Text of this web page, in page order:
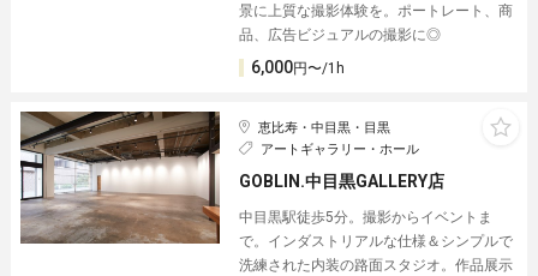
景に上質な撮影体験を。ポートレート、商
品、広告ビジュアルの撮影に◎
6,000円〜/1h
恵比寿・中目黒・目黒
アートギャラリー・ホール
GOBLIN.中目黒GALLERY店
中目黒駅徒歩5分。撮影からイベントま
で。インダストリアルな仕様＆シンプルで
洗練された内装の路面スタジオ。作品展示